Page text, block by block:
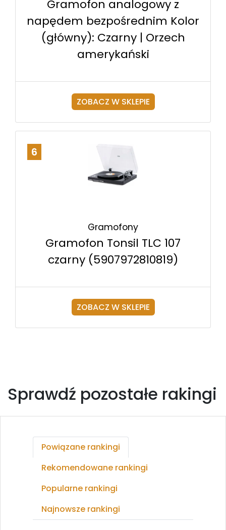
Gramofon analogowy z
napędem bezpośrednim Kolor
(główny): Czarny | Orzech
amerykański
ZOBACZ W SKLEPIE
6
Gramofony
Gramofon Tonsil TLC 107
czarny (5907972810819)
ZOBACZ W SKLEPIE
Sprawdź pozostałe rakingi
Powiązane rankingi
Rekomendowane rankingi
Popularne rankingi
Najnowsze rankingi